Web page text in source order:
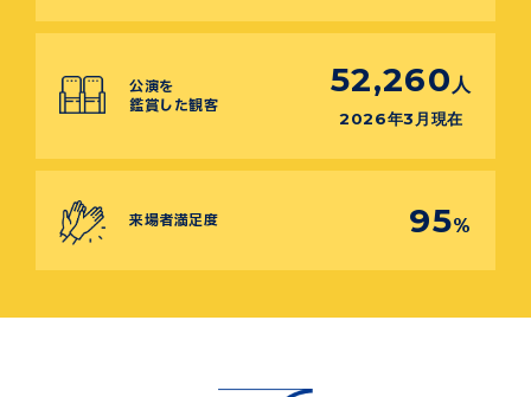
公演を
鑑賞した観客
52,260 人
2026年3月現在
来場者満足度 95%